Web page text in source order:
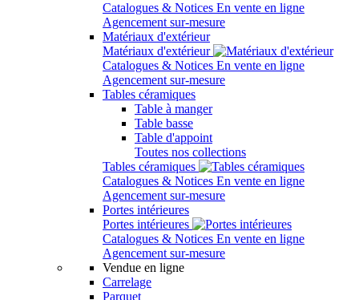
Catalogues & Notices En vente en ligne
Agencement sur-mesure
Matériaux d'extérieur
Matériaux d'extérieur
Catalogues & Notices En vente en ligne
Agencement sur-mesure
Tables céramiques
Table à manger
Table basse
Table d'appoint
Toutes nos collections
Tables céramiques
Catalogues & Notices En vente en ligne
Agencement sur-mesure
Portes intérieures
Portes intérieures
Catalogues & Notices En vente en ligne
Agencement sur-mesure
Vendue en ligne
Carrelage
Parquet